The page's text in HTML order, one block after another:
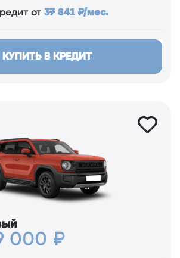
от 37 841 ₽/мес.
КУПИТЬ В КРЕДИТ
000 ₽